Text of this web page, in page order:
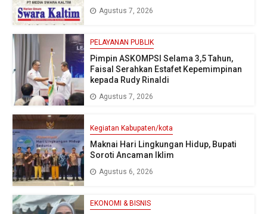
Agustus 7, 2026
PELAYANAN PUBLIK
Pimpin ASKOMPSI Selama 3,5 Tahun,
Faisal Serahkan Estafet Kepemimpinan
kepada Rudy Rinaldi
Agustus 7, 2026
Kegiatan Kabupaten/kota
Maknai Hari Lingkungan Hidup, Bupati
Soroti Ancaman Iklim
Agustus 6, 2026
EKONOMI & BISNIS